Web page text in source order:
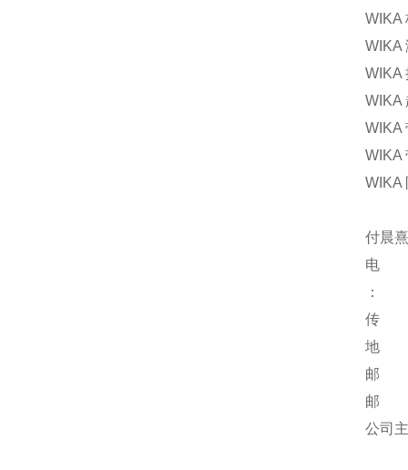
WIKA
WIKA
WIKA
WIKA
WIKA
WIKA
WIKA
付晨
电 话
：
传 真
地 址
邮
邮
公司